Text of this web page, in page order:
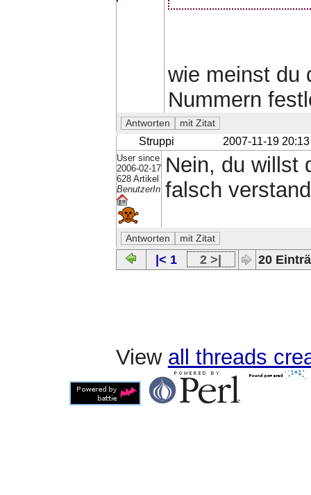
wie meinst du
Nummern
Struppi 2007-11-19 20:13
User since
2006-02-17
628 Artikel
BenutzerIn
Nein, du willst
falsch
|< 1 2 >| 20
View all threads